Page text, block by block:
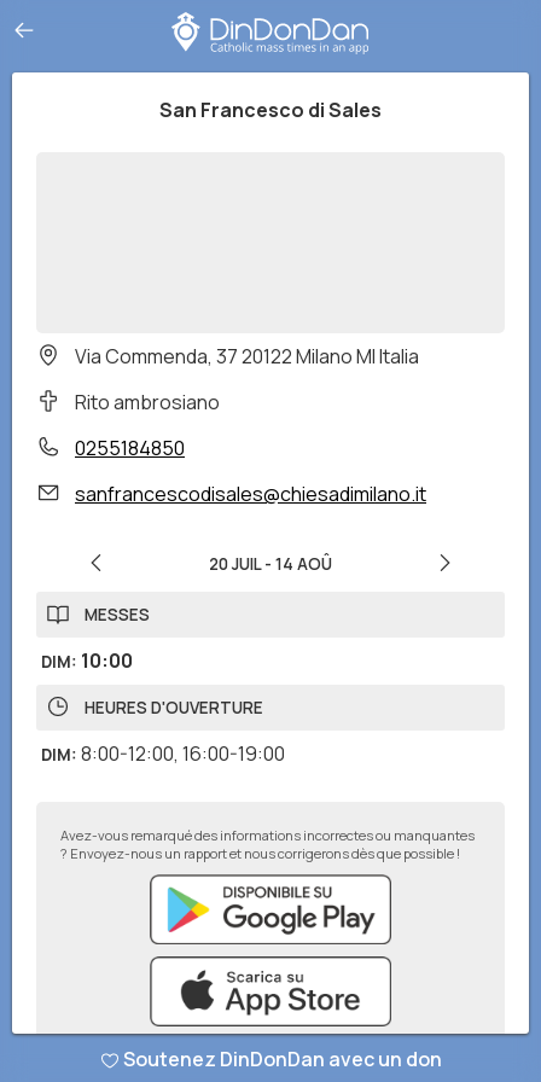
San Francesco di Sales
Via Commenda, 37 20122 Milano MI Italia
Rito ambrosiano
0255184850
sanfrancescodisales@chiesadimilano.it
20 JUIL- 14 AOÛ
MESSES
DIM: 10:00
HEURES D'OUVERTURE
DIM: 8:00-12:00, 16:00-19:00
Avez-vous remarqué des informations incorrectes ou manquantes
? Envoyez-nous un rapport et nous corrigerons dès que possible !
Soutenez DinDonDan avec un don